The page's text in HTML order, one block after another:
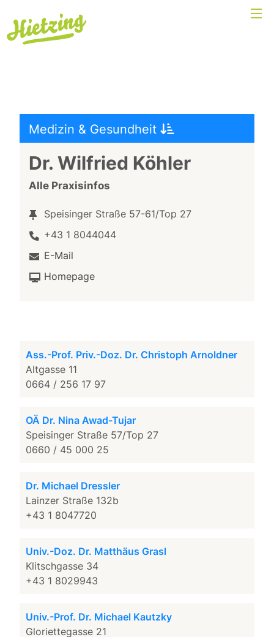
Medizin & Gesundheit
Dr. Wilfried Köhler
Alle Praxisinfos
Speisinger Straße 57-61/Top 27
+43 1 8044044
E-Mail
Homepage
Ass.-Prof. Priv.-Doz. Dr. Christoph Arnoldner
Altgasse 11
0664 / 256 17 97
OÄ Dr. Nina Awad-Tujar
Speisinger Straße 57/Top 27
0660 / 45 000 25
Dr. Michael Dressler
Lainzer Straße 132b
+43 1 8047720
Univ.-Doz. Dr. Matthäus Grasl
Klitschgasse 34
+43 1 8029943
Univ.-Prof. Dr. Michael Kautzky
Gloriettegasse 21